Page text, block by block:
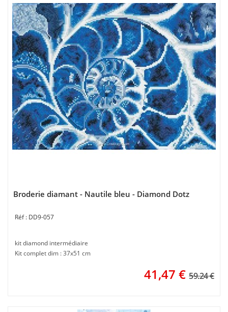
Broderie diamant - Nautile bleu - Diamond Dotz
DD9-057
kit diamond intermédiaire
Kit complet dim : 37x51 cm
41,47 € 59.24 €